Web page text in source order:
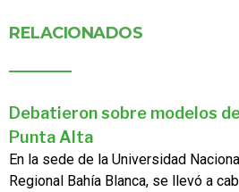
RELACIONADOS
Debatieron sobre modelos
Punta Alta
En la sede de la Universidad
Regional Bahía Blanca, se llevó a